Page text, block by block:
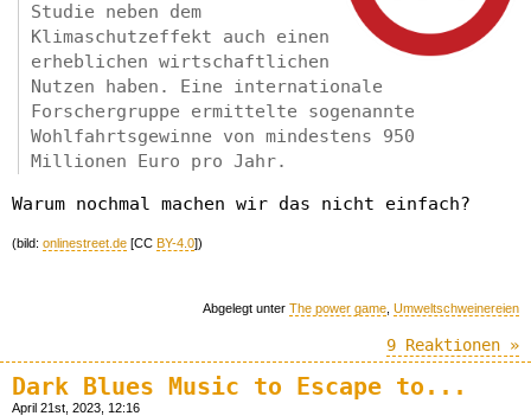
Studie neben dem
Klimaschutzeffekt auch einen
erheblichen wirtschaftlichen
Nutzen haben. Eine internationale
Forschergruppe ermittelte sogenannte
Wohlfahrtsgewinne von mindestens 950
Millionen Euro pro Jahr.
Warum nochmal machen wir das nicht einfach?
(bild: onlinestreet.de [CC BY-4.0])
Abgelegt unter The power game Umweltschweinereien
9 Reaktionen »
Dark Blues Music to Escape to...
April 21st, 2023, 12:16